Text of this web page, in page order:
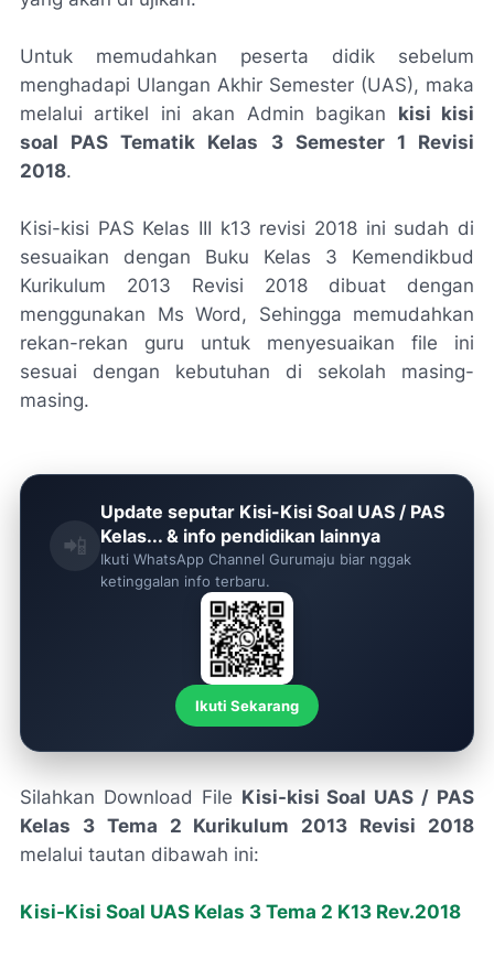
Untuk memudahkan peserta didik sebelum
menghadapi Ulangan Akhir Semester (UAS), maka
melalui artikel ini akan Admin bagikan kisi kisi
soal PAS Tematik Kelas 3 Semester 1 Revisi
2018.
Kisi-kisi PAS Kelas III k13 revisi 2018 ini sudah di
sesuaikan dengan Buku Kelas 3 Kemendikbud
Kurikulum 2013 Revisi 2018 dibuat dengan
menggunakan Ms Word, Sehingga memudahkan
rekan-rekan guru untuk menyesuaikan file ini
sesuai dengan kebutuhan di sekolah masing-
masing.
📲
Update seputar Kisi-Kisi Soal UAS / PAS
Kelas... & info pendidikan lainnya
Ikuti WhatsApp Channel Gurumaju biar nggak
ketinggalan info terbaru.
Ikuti Sekarang
Silahkan Download File Kisi-kisi Soal UAS / PAS
Kelas 3 Tema 2 Kurikulum 2013 Revisi 2018
melalui tautan dibawah ini:
Kisi-Kisi Soal UAS Kelas 3 Tema 2 K13 Rev.2018